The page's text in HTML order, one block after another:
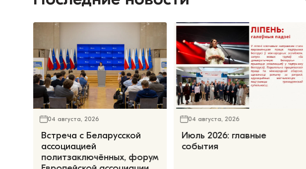
04 августа, 2026
Встреча с Беларусской
ассоциацией
политзаключённых, форум
04 августа, 2026
Июль 2026: главные
события